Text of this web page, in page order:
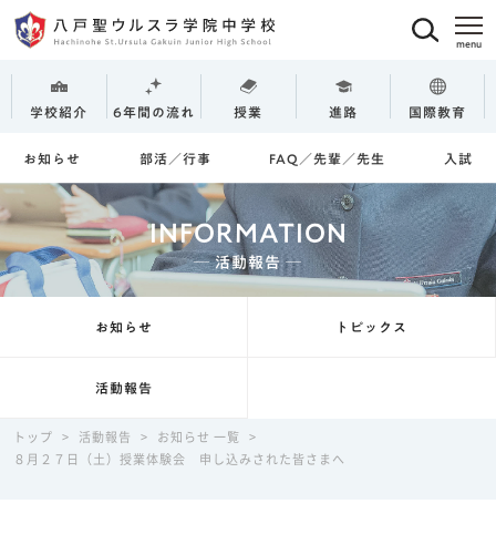
学校紹介 6年間の流れ 授業 進路 国際教育
お知らせ 部活／行事 FAQ／先輩／先生 入試
INFORMATION
─ 活動報告 ─
お知らせ トピックス
活動報告
トップ > 活動報告 > お知らせ 一覧 >
８月２７日（土）授業体験会 申し込みされた皆さまへ